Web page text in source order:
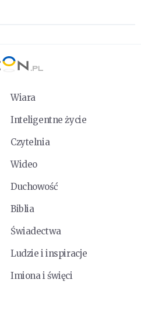
Wiara
Inteligentne życie
Czytelnia
Wideo
Duchowość
Biblia
Świadectwa
Ludzie i inspiracje
Imiona i święci